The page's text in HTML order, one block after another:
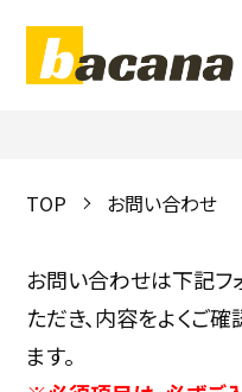
お問
TOP お問い合わせ
お問い合わせは下記
ただき、内容をよくご
ます。